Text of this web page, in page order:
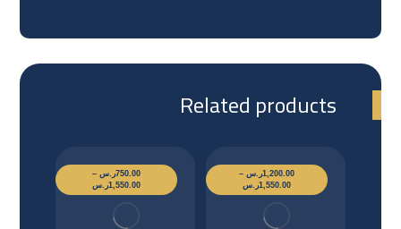
Related products
1,200.00ر.س –
1,550.00ر.س
750.00ر.س –
1,550.00ر.س